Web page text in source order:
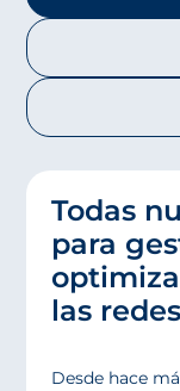
Todas
para
las
Desde hace